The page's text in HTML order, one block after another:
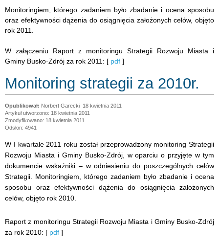
Monitoringiem, którego zadaniem było zbadanie i ocena sposobu
oraz efektywności dążenia do osiągnięcia założonych celów, objęto
rok 2011.
W załączeniu Raport z monitoringu Strategii Rozwoju Miasta i
Gminy Busko-Zdrój za rok 2011: [ pdf ]
Monitoring strategii za 2010r.
Norbert Garecki 18 kwietnia 2011
Artykuł utworzono: 18 kwietnia 2011
Zmodyfikowano: 18 kwietnia 2011
Odsłon: 4941
W I kwartale 2011 roku został przeprowadzony monitoring Strategii
Rozwoju Miasta i Gminy Busko-Zdrój, w oparciu o przyjęte w tym
dokumencie wskaźniki – w odniesieniu do poszczególnych celów
Strategii. Monitoringiem, którego zadaniem było zbadanie i ocena
sposobu oraz efektywności dążenia do osiągnięcia założonych
celów, objęto rok 2010.
Raport z monitoringu Strategii Rozwoju Miasta i Gminy Busko-Zdrój
za rok 2010: [ pdf ]